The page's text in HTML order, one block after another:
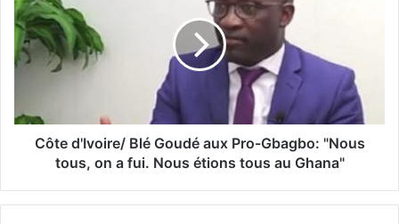
Côte d'Ivoire/ Blé Goudé aux Pro-Gbagbo: "Nous
tous, on a fui. Nous étions tous au Ghana"